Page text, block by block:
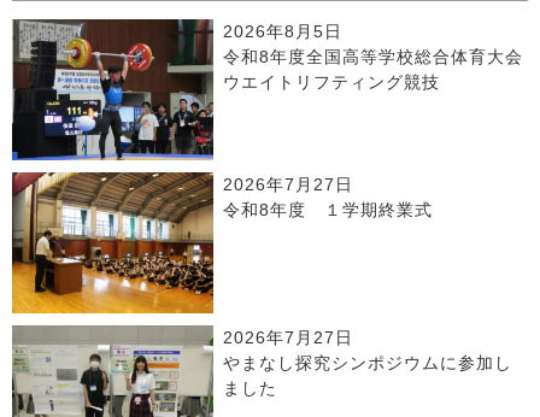
2026年8月5日
令和8年度全国高等学校総合体育大会
ウエイトリフティング競技
2026年7月27日
令和8年度 １学期終業式
2026年7月27日
やまなし探究シンポジウムに参加し
ました